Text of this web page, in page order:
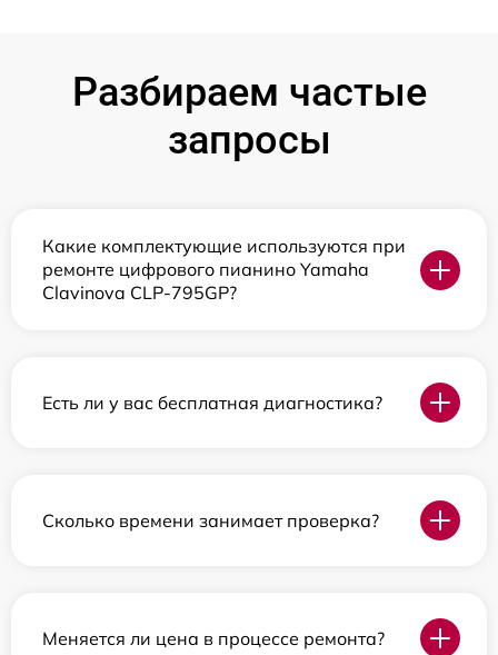
Разбираем частые
запросы
Какие комплектующие используются при
ремонте цифрового пианино Yamaha
Clavinova CLP-795GP?
Есть ли у вас бесплатная диагностика?
Сколько времени занимает проверка?
Меняется ли цена в процессе ремонта?